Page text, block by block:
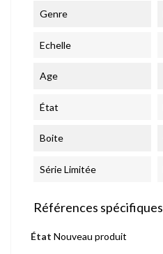
Genre
Echelle
Age
État
Boite
Série Limitée
Références spécifiques
État Nouveau produit